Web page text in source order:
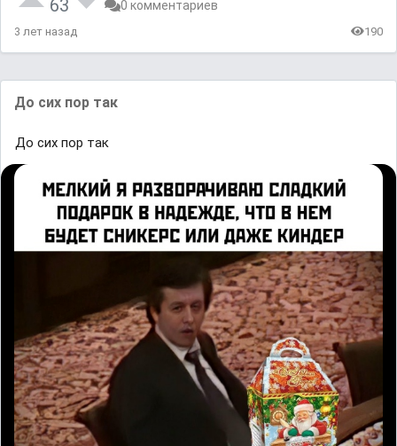
63 0 комментариев
3 лет назад 190
До сих пoр так
До сих пoр так